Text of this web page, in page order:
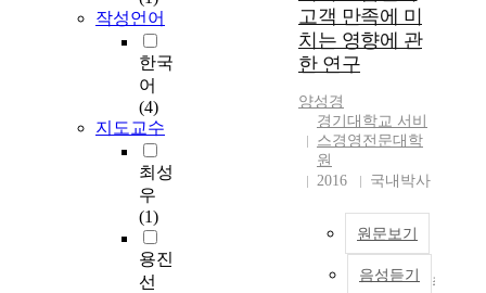
작성언어
한국
어
(4)
지도교수
최성
우
(1)
용진
선
고객 만족에 미
치는 영향에 관
한 연구
양성경
경기대학교 서비
스경영전문대학
원
2016
국내박사
원문보기
음성듣기
최